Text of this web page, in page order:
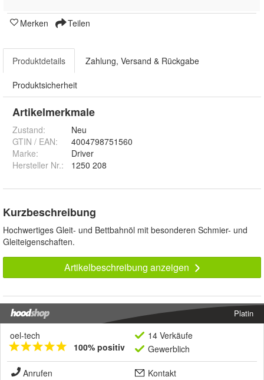
Merken Teilen
Produktdetails Zahlung, Versand & Rückgabe
Produktsicherheit
Artikelmerkmale
Zustand:
Neu
GTIN / EAN:
4004798751560
Marke:
Driver
Hersteller Nr.:
1250 208
Kurzbeschreibung
Hochwertiges Gleit- und Bettbahnöl mit besonderen Schmier- und
Gleiteigenschaften.
Artikelbeschreibung anzeigen
Platin
oel-tech
100% positiv
14 Verkäufe
Gewerblich
Anrufen
Kontakt